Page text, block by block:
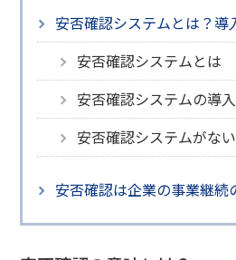
安否確認システムとは？導
安否確認システムとは
安否確認システムの導
安否確認システムがな
安否確認は企業の事業継続